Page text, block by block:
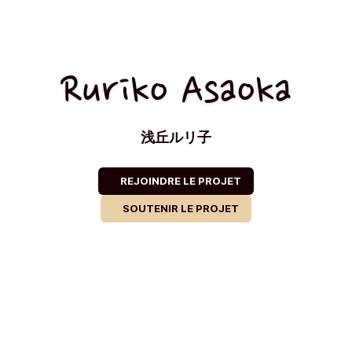
Ruriko Asaoka
浅丘ルリ子
REJOINDRE LE PROJET
SOUTENIR LE PROJET